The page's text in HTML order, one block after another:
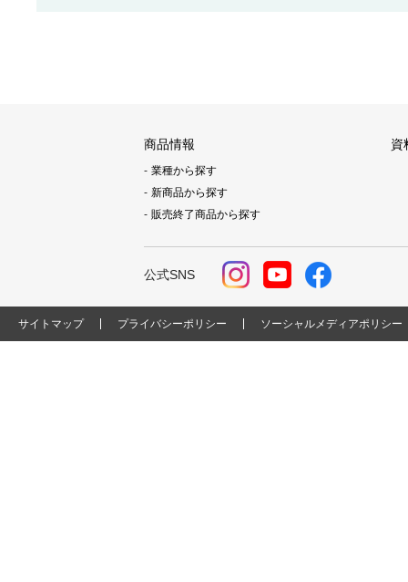
商品情報
業種から探す
新商品から探す
販売終了商品から探す
資
公式SNS
サイトマップ プライバシーポリシー ソーシャルメディアポリシー